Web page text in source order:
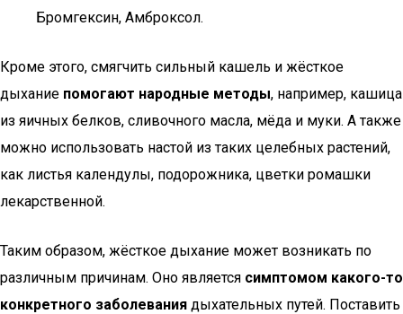
Бромгексин, Амброксол.
Кроме этого, смягчить сильный кашель и жёсткое
дыхание помогают народные методы, например, кашица
из яичных белков, сливочного масла, мёда и муки. А также
можно использовать настой из таких целебных растений,
как листья календулы, подорожника, цветки ромашки
лекарственной.
Таким образом, жёсткое дыхание может возникать по
различным причинам. Оно является симптомом какого-то
конкретного заболевания дыхательных путей. Поставить